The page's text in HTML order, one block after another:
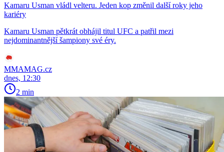
Kamaru Usman vládl velteru. Jeden kop změnil další roky jeho
kariéry
Kamaru Usman pětkrát obhájil titul UFC a patřil mezi
nejdominantnější šampiony své éry.
MMAMAG.cz
dnes, 12:30
2 min